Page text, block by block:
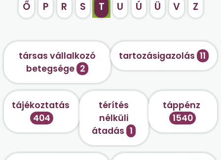
Ő
P R S T U Ú Ü V Z
társas vállalkozó
betegsége 2
tartozásigazolás 11
tájékoztatás
404
térítés
nélküli
átadás 1
táppénz
1540